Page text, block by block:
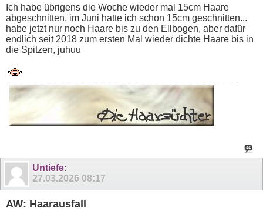
Ich habe übrigens die Woche wieder mal 15cm Haare
abgeschnitten, im Juni hatte ich schon 15cm geschnitten...
habe jetzt nur noch Haare bis zu den Ellbogen, aber dafür
endlich seit 2018 zum ersten Mal wieder dichte Haare bis in
die Spitzen, juhuu
Untiefe:
27.03.2026 08:17
AW: Haarausfall